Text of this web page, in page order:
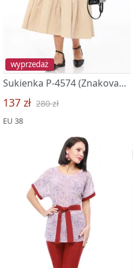
wyprzedaż
Sukienka P-4574 (Znakovaya model, nyu)
137 zł 280 zł
EU 38